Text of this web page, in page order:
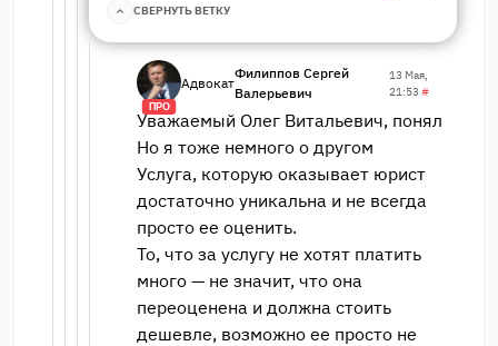
СВЕРНУТЬ ВЕТКУ
ПРО
Адвокат
Филиппов Сергей
Валерьевич
13 Мая,
21:53#
Уважаемый Олег Витальевич, понял
Но я тоже немного о другом
Услуга, которую оказывает юрист
достаточно уникальна и не всегда
просто ее оценить.
То, что за услугу не хотят платить
много — не значит, что она
переоценена и должна стоить
дешевле, возможно ее просто не